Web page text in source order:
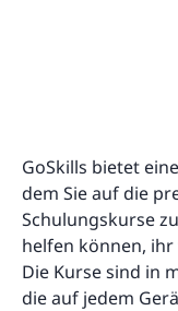
GoSkills bietet
dem Sie auf die
Schulungskurse
helfen können,
Die Kurse sind in
die auf jedem